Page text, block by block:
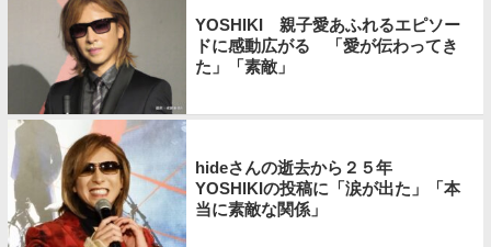
YOSHIKI 親子愛あふれるエピソー
ドに感動広がる 「愛が伝わってき
た」「素敵」
hideさんの逝去から２５年
YOSHIKIの投稿に「涙が出た」「本
当に素敵な関係」